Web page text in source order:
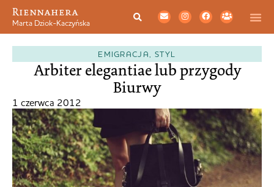
Riennahera
Marta Dziok-Kaczyńska
EMIGRACJA STYL
Arbiter elegantiae lub przygody
Biurwy
1 czerwca 2012